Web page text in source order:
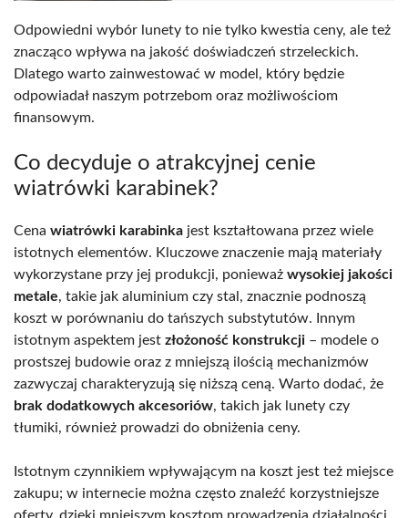
Odpowiedni wybór lunety to nie tylko kwestia ceny, ale też
znacząco wpływa na jakość doświadczeń strzeleckich.
Dlatego warto zainwestować w model, który będzie
odpowiadał naszym potrzebom oraz możliwościom
finansowym.
Co decyduje o atrakcyjnej cenie
wiatrówki karabinek?
Cena wiatrówki karabinka jest kształtowana przez wiele
istotnych elementów. Kluczowe znaczenie mają materiały
wykorzystane przy jej produkcji, ponieważ wysokiej jakości
metale, takie jak aluminium czy stal, znacznie podnoszą
koszt w porównaniu do tańszych substytutów. Innym
istotnym aspektem jest złożoność konstrukcji – modele o
prostszej budowie oraz z mniejszą ilością mechanizmów
zazwyczaj charakteryzują się niższą ceną. Warto dodać, że
brak dodatkowych akcesoriów, takich jak lunety czy
tłumiki, również prowadzi do obniżenia ceny.
Istotnym czynnikiem wpływającym na koszt jest też miejsce
zakupu; w internecie można często znaleźć korzystniejsze
oferty, dzięki mniejszym kosztom prowadzenia działalności.